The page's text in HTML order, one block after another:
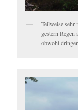
Teilweise sehr
gestern Regen
obwohl